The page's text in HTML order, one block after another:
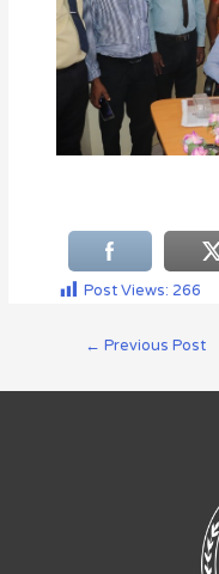
Post Views: 266
← Previous Post